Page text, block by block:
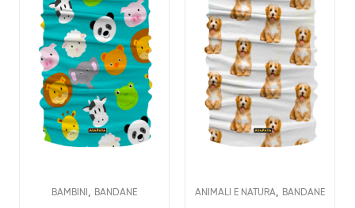
BAMBINI BANDANE ANIMALI E NATURA BANDANE